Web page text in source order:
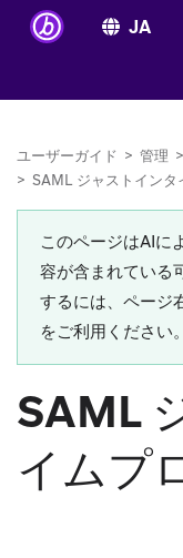
ユーザーガイド > 管理 >
> SAML ジャストイン
このページはAIに
容が含まれている
するには、ページ
をご利用ください。
SAML
イムプ